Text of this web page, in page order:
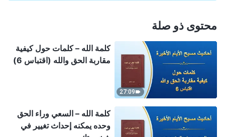
محتوى ذو صلة
27:09
كلمة الله – كلمات حول كيفية
مقاربة الحق والله (اقتباس 6)
كلمة الله – السعي وراء الحق
وحده يمكنه إحداث تغيير في